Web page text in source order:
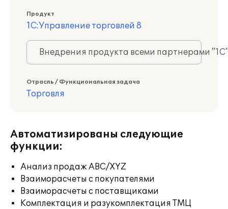
Продукт
1С:Управление торговлей 8
Внедрения продукта всеми партнерами
Отрасль / Функциональная задача
Торговля
Автоматизированы следующие
функции:
Анализ продаж ABC/XYZ
Взаиморасчеты с покупателями
Взаиморасчеты с поставщиками
Комплектация и разукомплектация ТМЦ